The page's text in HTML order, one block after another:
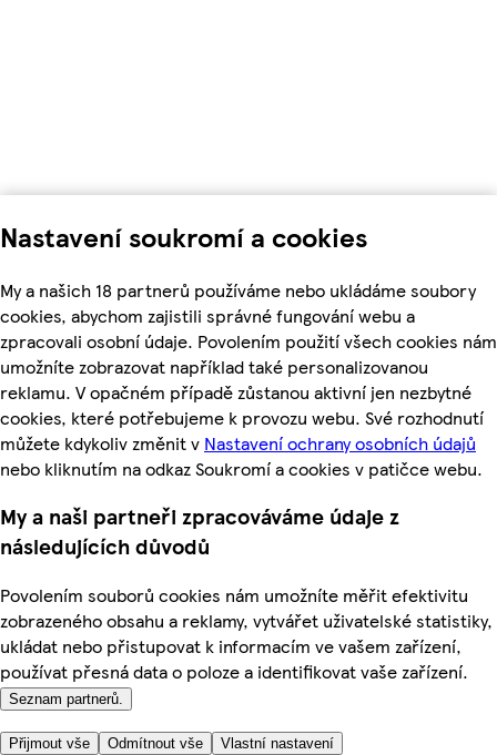
Nastavení soukromí a cookies
My a našich 18 partnerů používáme nebo ukládáme soubory
cookies, abychom zajistili správné fungování webu a
zpracovali osobní údaje. Povolením použití všech cookies nám
umožníte zobrazovat například také personalizovanou
reklamu. V opačném případě zůstanou aktivní jen nezbytné
cookies, které potřebujeme k provozu webu. Své rozhodnutí
můžete kdykoliv změnit v Nastavení ochrany osobních údajů
nebo kliknutím na odkaz Soukromí a cookies v patičce webu.
My a naši partneři zpracováváme údaje z
následujících důvodů
Povolením souborů cookies nám umožníte měřit efektivitu
zobrazeného obsahu a reklamy, vytvářet uživatelské statistiky,
ukládat nebo přistupovat k informacím ve vašem zařízení,
používat přesná data o poloze a identifikovat vaše zařízení.
Seznam partnerů.
Přijmout vše Odmítnout vše Vlastní nastavení